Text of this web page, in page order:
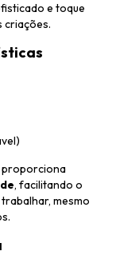
e toque
criações.
proporciona
, facilitando o
mesmo